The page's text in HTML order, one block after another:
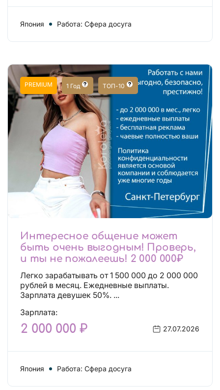
Япония Работа: Сфера досуга
PREMIUM 1 Год ТОП-10
Интересное общение может
быть очень выгодным! Проверь,
и ты не пожалеешь! 2 000 000₽
Легко зарабатывать от 1 500 000 до 2 000 000
рублей в месяц. Ежедневные выплаты.
Зарплата девушек 50%. ...
Зарплата:
2 000 000 ₽ 27.07.2026
Япония Работа: Сфера досуга